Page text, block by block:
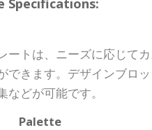
Specifications:
ートは、ニーズに応じて
できます。デザインブロ
どが可能です。
Palette